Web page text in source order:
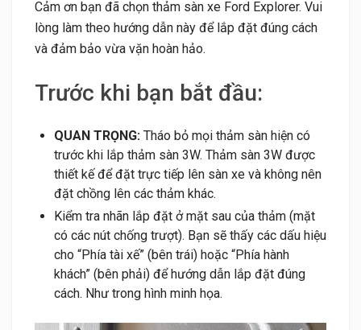
Cảm ơn bạn đã chọn thảm sàn xe Ford Explorer. Vui
lòng làm theo hướng dẫn này để lắp đặt đúng cách
và đảm bảo vừa vặn hoàn hảo.
Trước khi bạn bắt đầu:
QUAN TRỌNG: Tháo bỏ mọi thảm sàn hiện có
trước khi lắp thảm sàn 3W. Thảm sàn 3W được
thiết kế để đặt trực tiếp lên sàn xe và không nên
đặt chồng lên các thảm khác.
Kiểm tra nhãn lắp đặt ở mặt sau của thảm (mặt
có các nút chống trượt). Bạn sẽ thấy các dấu hiệu
cho “Phía tài xế” (bên trái) hoặc “Phía hành
khách” (bên phải) để hướng dẫn lắp đặt đúng
cách. Như trong hình minh họa.